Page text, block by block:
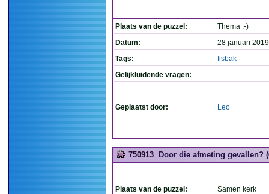
Plaats van de puzzel:
Thema :-)
Datum:
28 januari
Tags:
fisbak
Gelijkluidende vragen:
Geplaatst door: Leo
750913 Door die afmeting gevallen?
Plaats van de puzzel:
Samen kerk